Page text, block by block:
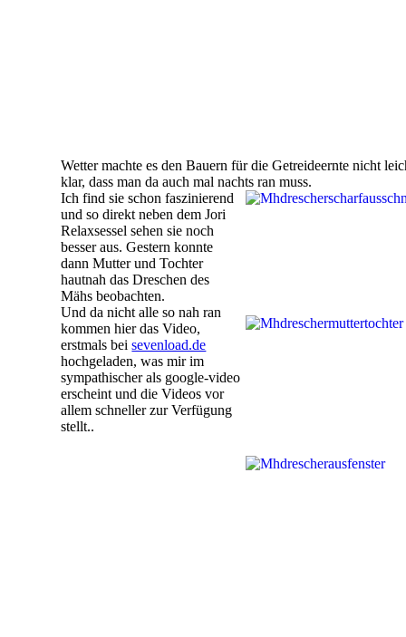
Wetter machte es den Bauern für die Getreideernte nicht
klar, dass man da auch mal nachts ran muss.
Ich find sie schon faszinierend
und so direkt neben dem Jori
Relaxsessel sehen sie noch
besser aus. Gestern konnte
dann Mutter und Tochter
hautnah das Dreschen des
Mähs beobachten.
Und da nicht alle so nah ran
kommen hier das Video,
erstmals beisevenload.de
hochgeladen, was mir im
sympathischer als google-video
erscheint und die Videos vor
allem schneller zur Verfügung
stellt..